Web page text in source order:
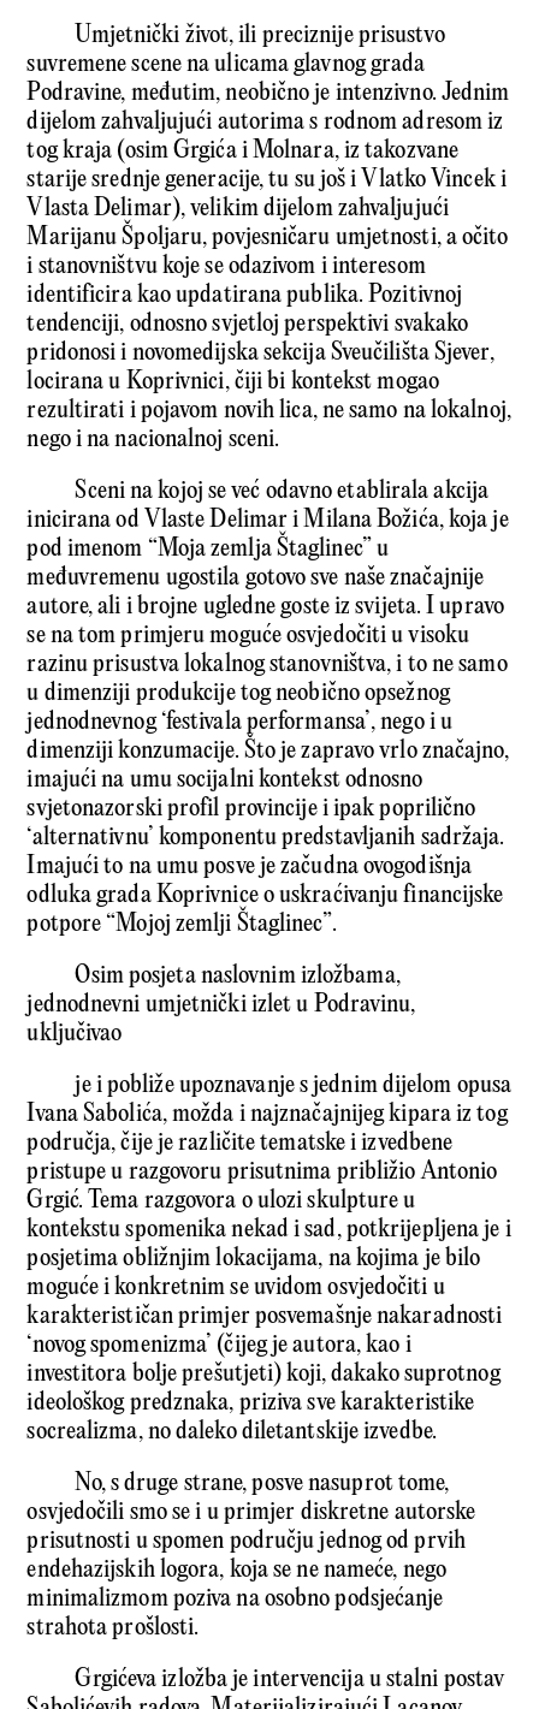
Umjetnički život, ili preciznije prisustvo
suvremene scene na ulicama glavnog grada
Podravine, međutim, neobično je intenzivno. Jednim
dijelom zahvaljujući autorima s rodnom adresom iz
tog kraja (osim Grgića i Molnara, iz takozvane
starije srednje generacije, tu su još i Vlatko Vincek i
Vlasta Delimar), velikim dijelom zahvaljujući
Marijanu Špoljaru, povjesničaru umjetnosti, a očito
i stanovništvu koje se odazivom i interesom
identificira kao updatirana publika. Pozitivnoj
tendenciji, odnosno svjetloj perspektivi svakako
pridonosi i novomedijska sekcija Sveučilišta Sjever,
locirana u Koprivnici, čiji bi kontekst mogao
rezultirati i pojavom novih lica, ne samo na lokalnoj,
nego i na nacionalnoj sceni.
Sceni na kojoj se već odavno etablirala akcija
inicirana od Vlaste Delimar i Milana Božića, koja je
pod imenom “Moja zemlja Štaglinec” u
međuvremenu ugostila gotovo sve naše značajnije
autore, ali i brojne ugledne goste iz svijeta. I upravo
se na tom primjeru moguće osvjedočiti u visoku
razinu prisustva lokalnog stanovništva, i to ne samo
u dimenziji produkcije tog neobično opsežnog
jednodnevnog ‘festivala performansa’, nego i u
dimenziji konzumacije. Što je zapravo vrlo značajno,
imajući na umu socijalni kontekst odnosno
svjetonazorski profil provincije i ipak poprilično
‘alternativnu’ komponentu predstavljanih sadržaja.
Imajući to na umu posve je začudna ovogodišnja
odluka grada Koprivnice o uskraćivanju financijske
potpore “Mojoj zemlji Štaglinec”.
Osim posjeta naslovnim izložbama,
jednodnevni umjetnički izlet u Podravinu,
uključivao
je i pobliže upoznavanje s jednim dijelom opusa
Ivana Sabolića, možda i najznačajnijeg kipara iz tog
područja, čije je različite tematske i izvedbene
pristupe u razgovoru prisutnima približio Antonio
Grgić. Tema razgovora o ulozi skulpture u
kontekstu spomenika nekad i sad, potkrijepljena je i
posjetima obližnjim lokacijama, na kojima je bilo
moguće i konkretnim se uvidom osvjedočiti u
karakterističan primjer posvemašnje nakaradnosti
‘novog spomenizma’ (čijeg je autora, kao i
investitora bolje prešutjeti) koji, dakako suprotnog
ideološkog predznaka, priziva sve karakteristike
socrealizma, no daleko diletantskije izvedbe.
No, s druge strane, posve nasuprot tome,
osvjedočili smo se i u primjer diskretne autorske
prisutnosti u spomen području jednog od prvih
endehazijskih logora, koja se ne nameće, nego
minimalizmom poziva na osobno podsjećanje
strahota prošlosti.
Grgićeva izložba je intervencija u stalni postav